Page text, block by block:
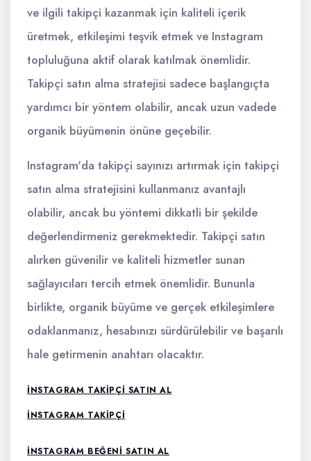
ve ilgili takipçi kazanmak için kaliteli içerik
üretmek, etkileşimi teşvik etmek ve Instagram
topluluğuna aktif olarak katılmak önemlidir.
Takipçi satın alma stratejisi sadece başlangıçta
yardımcı bir yöntem olabilir, ancak uzun vadede
organik büyümenin önüne geçebilir.
Instagram'da takipçi sayınızı artırmak için takipçi
satın alma stratejisini kullanmanız avantajlı
olabilir, ancak bu yöntemi dikkatli bir şekilde
değerlendirmeniz gerekmektedir. Takipçi satın
alırken güvenilir ve kaliteli hizmetler sunan
sağlayıcıları tercih etmek önemlidir. Bununla
birlikte, organik büyüme ve gerçek etkileşimlere
odaklanmanız, hesabınızı sürdürülebilir ve başarılı
hale getirmenin anahtarı olacaktır.
INSTAGRAM TAKIPÇI SATIN AL
INSTAGRAM TAKIPÇI
INSTAGRAM BEĞENI SATIN AL